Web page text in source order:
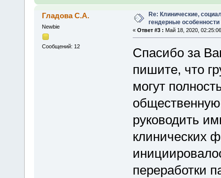
Гладова С.А.
Newbie
Сообщений: 12
Re: Клинические,
гендерные особенности
« Ответ #3 : Май 18, 2020,
Спасибо за
пишите, что
могут
общественную
руководить
клинических
переработки